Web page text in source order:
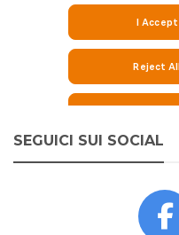
SEGUICI SUI SOCIAL